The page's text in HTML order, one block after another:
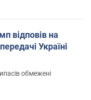
відповів на
Україні
обмежені